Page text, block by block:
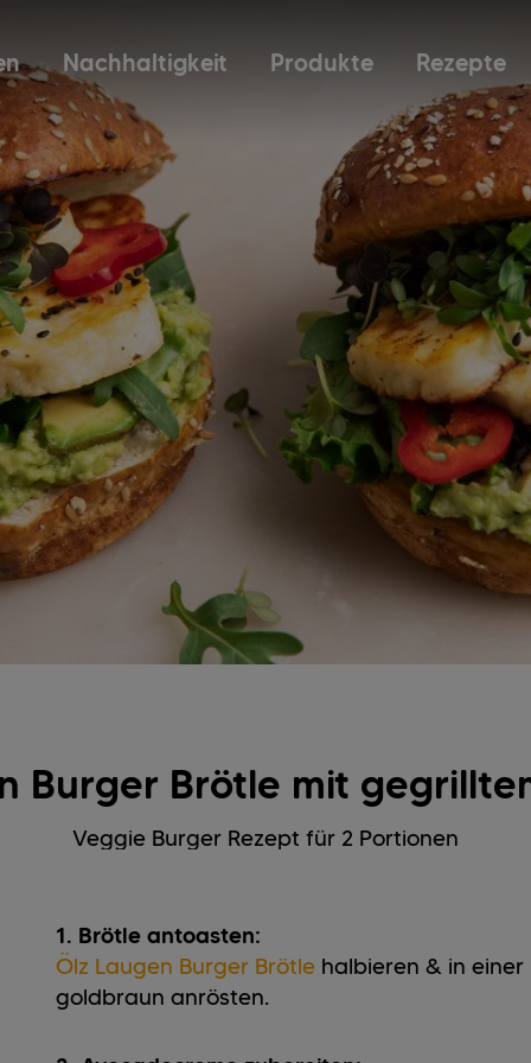
Nachhaltigkeit Produkte Rezepte
Burger Brötle mit
Veggie Burger Rezept für 2 Portionen
1. Brötle antoasten:
Ölz Laugen Burger Brötle halbieren & in
goldbraun anrösten.